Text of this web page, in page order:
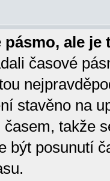
ale je
časové
stavěno na
takže
být posunutí